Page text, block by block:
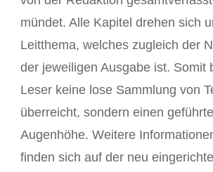
mündet. Alle Kapitel drehen sich
Leitthema, welches zugleich der
der jeweiligen Ausgabe ist. Somit
Leser keine lose Sammlung von
überreicht, sondern einen
Augenhöhe. Weitere
finden sich auf der neu